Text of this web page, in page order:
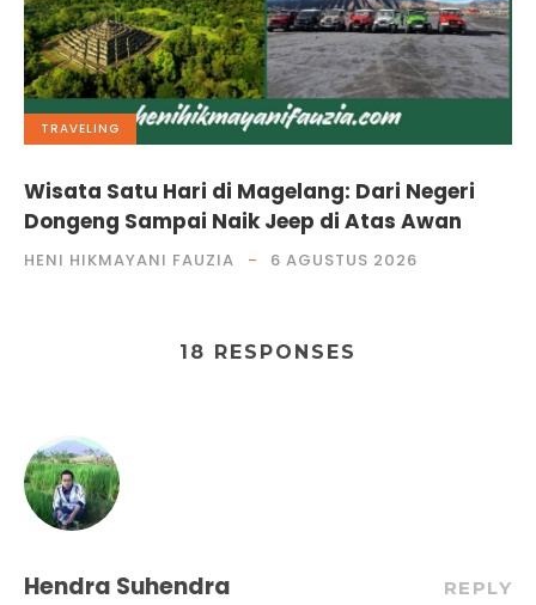
TRAVELING
Wisata Satu Hari di Magelang: Dari Negeri
Dongeng Sampai Naik Jeep di Atas Awan
HENI HIKMAYANI FAUZIA 6 AGUSTUS 2026
18 RESPONSES
Hendra Suhendra REPLY